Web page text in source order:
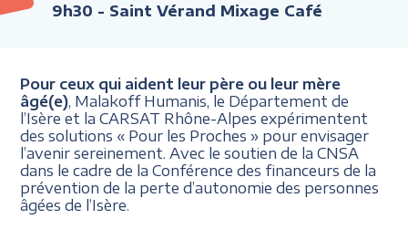
9h30 - Saint Vérand Mixage Café
Pour ceux qui aident leur père ou leur mère
âgé(e) , Malakoff Humanis, le Département de
l’Isère et la CARSAT Rhône-Alpes expérimentent
des solutions « Pour les Proches » pour envisager
l’avenir sereinement. Avec le soutien de la CNSA
dans le cadre de la Conférence des financeurs de la
prévention de la perte d’autonomie des personnes
âgées de l’Isère.